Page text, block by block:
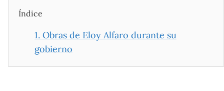
Índice
1. Obras de Eloy Alfaro durante su
gobierno